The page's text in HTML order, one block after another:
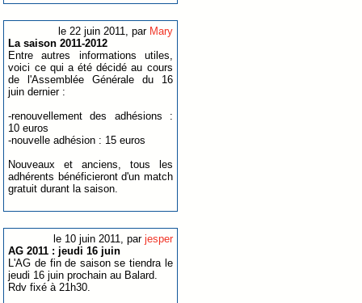
le 22 juin 2011, par Mary
La saison 2011-2012
Entre autres informations utiles,
voici ce qui a été décidé au cours
de l'Assemblée Générale du 16
juin dernier :
-renouvellement des adhésions :
10 euros
-nouvelle adhésion : 15 euros
Nouveaux et anciens, tous les
adhérents bénéficieront d'un match
gratuit durant la saison.
le 10 juin 2011, par jesper
AG 2011 : jeudi 16 juin
L'AG de fin de saison se tiendra le
jeudi 16 juin prochain au Balard.
Rdv fixé à 21h30.